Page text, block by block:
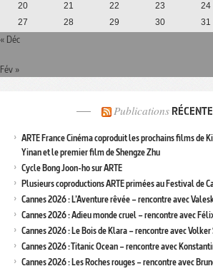
20
21 22 23 24
27
28 29 30 31
« Déc
Fév »
Publications
ARTE France Cinéma coproduit les prochains films de
Yinan et le premier film de Shengze Zhu
Cycle Bong Joon-ho sur ARTE
Plusieurs coproductions ARTE primées au Festival de
Cannes 2026 : L’Aventure rêvée – rencontre avec
Cannes 2026 : Adieu monde cruel – rencontre avec
Cannes 2026 : Le Bois de Klara – rencontre avec
Cannes 2026 : Titanic Ocean – rencontre avec
Cannes 2026 : Les Roches rouges – rencontre avec